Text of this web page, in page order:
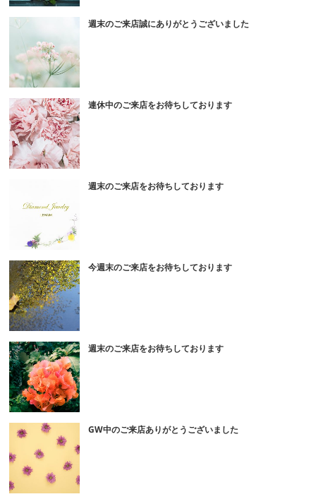
週末のご来店誠にありがとうございました
連休中のご来店をお待ちしております
週末のご来店をお待ちしております
今週末のご来店をお待ちしております
週末のご来店をお待ちしております
GW中のご来店ありがとうございました